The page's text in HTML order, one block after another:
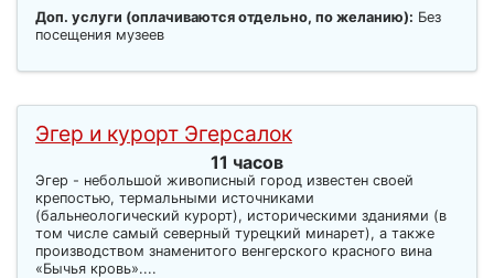
Доп. услуги (оплачиваются отдельно, по желанию): Без
посещения музеев
Эгер и курорт Эгерсалок
11 часов
Эгер - небольшой живописный город известен своей
крепостью, термальными источниками
(бальнеологический курорт), историческими зданиями (в
том числе самый северный турецкий минарет), а также
производством знаменитого венгерского красного вина
«Бычья кровь»....